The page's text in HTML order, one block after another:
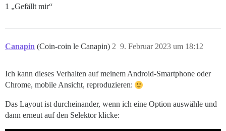
1 „Gefällt mir“
Canapin (Coin-coin le Canapin) 9. Februar 2023 um 18:12
2
Ich kann dieses Verhalten auf meinem Android-Smartphone oder
Chrome, mobile Ansicht, reproduzieren:
Das Layout ist durcheinander, wenn ich eine Option auswähle und
dann erneut auf den Selektor klicke: